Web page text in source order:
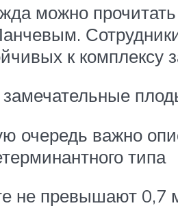
можно прочитать
к комплексу
очередь важно
типа
не превышают